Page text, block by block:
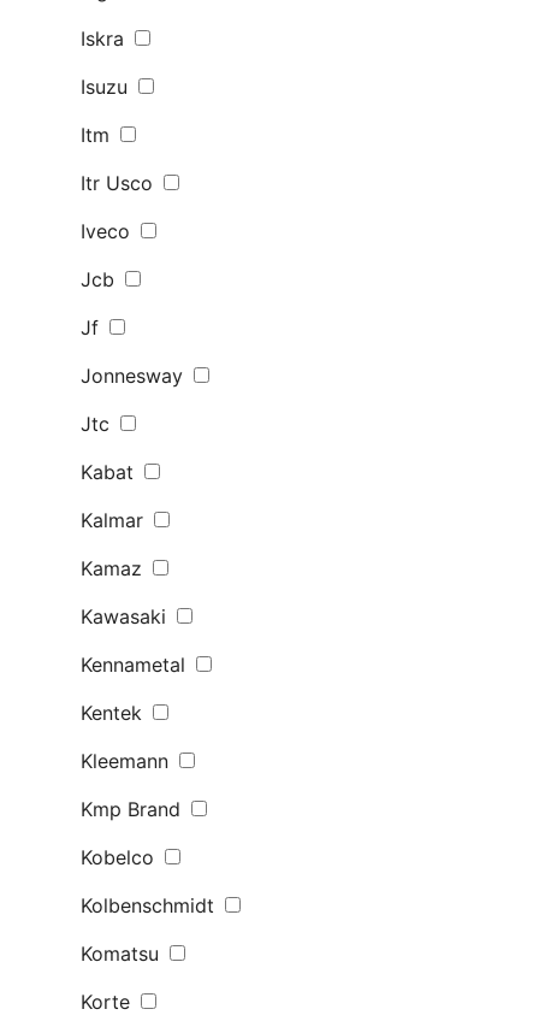
Iskra
Isuzu
Itm
Itr Usco
Iveco
Jcb
Jf
Jonnesway
Jtc
Kabat
Kalmar
Kamaz
Kawasaki
Kennametal
Kentek
Kleemann
Kmp Brand
Kobelco
Kolbenschmidt
Komatsu
Korte